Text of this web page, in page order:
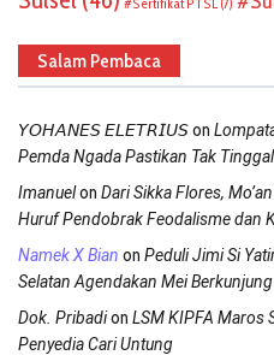
Sertifikat PTSL (7)
Salam Pembaca
𝘠𝘖𝘏𝘈𝘕𝘌𝘚 𝘌𝘓𝘌𝘛𝘙𝘐𝘜𝘚on
Pemda Ngada Pastikan Tak
Imanuelon Dari Sikka Flores,
Huruf Pendobrak Feodalisme dan
Namek X Bian on Peduli Jimi Si
Selatan Agendakan Mei Berkunjung
Dok. Pribadion LSM KIPFA Maros
Penyedia Cari Untung